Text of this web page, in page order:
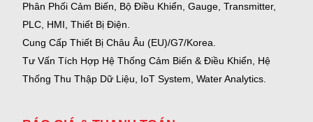
Phân Phối Cảm Biến, Bộ Điều Khiển, Gauge, Transmitter,
PLC, HMI, Thiết Bị Điện.
Cung Cấp Thiết Bị Châu Âu (EU)/G7/Korea.
Tư Vấn Tích Hợp Hệ Thống Cảm Biến & Điều Khiển, Hệ
Thống Thu Thập Dữ Liệu, IoT System, Water Analytics.